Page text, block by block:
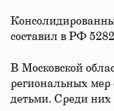
составил в РФ
В Московской
региональных мер
детьми. Среди них